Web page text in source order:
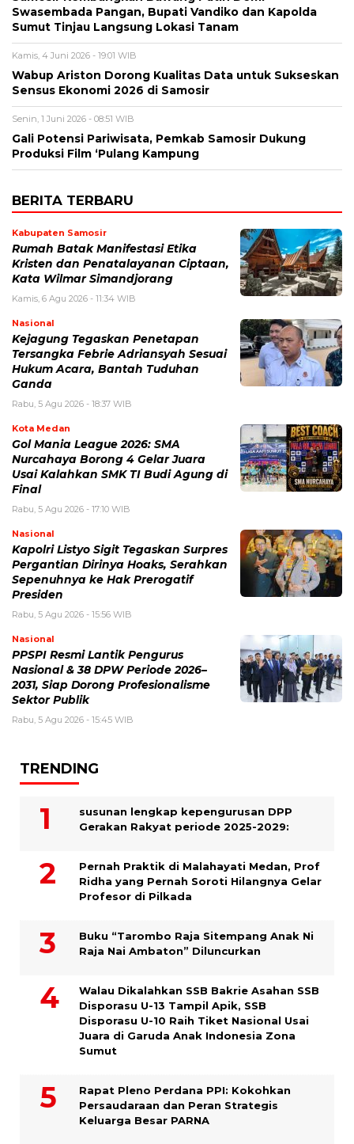
Swasembada Pangan, Bupati Vandiko dan Kapolda
Sumut Tinjau Langsung Lokasi Tanam
Kamis, 4 Juni 2026 - 19:01 WIB
​Wabup Ariston Dorong Kualitas Data untuk Sukseskan
Sensus Ekonomi 2026 di Samosir
Senin, 1 Juni 2026 - 08:51 WIB
Gali Potensi Pariwisata, Pemkab Samosir Dukung
Produksi Film ‘Pulang Kampung
BERITA TERBARU
Kabupaten Samosir
Rumah Batak Manifestasi Etika
Kristen dan Penatalayanan Ciptaan,
Kata Wilmar Simandjorang
Kamis, 6 Agu 2026 - 11:34 WIB
Nasional
Kejagung Tegaskan Penetapan
Tersangka Febrie Adriansyah Sesuai
Hukum Acara, Bantah Tuduhan
Ganda
Rabu, 5 Agu 2026 - 18:37 WIB
Kota Medan
Gol Mania League 2026: SMA
Nurcahaya Borong 4 Gelar Juara
Usai Kalahkan SMK TI Budi Agung di
Final
Rabu, 5 Agu 2026 - 17:10 WIB
Nasional
Kapolri Listyo Sigit Tegaskan Surpres
Pergantian Dirinya Hoaks, Serahkan
Sepenuhnya ke Hak Prerogatif
Presiden
Rabu, 5 Agu 2026 - 15:56 WIB
Nasional
PPSPI Resmi Lantik Pengurus
Nasional & 38 DPW Periode 2026–
2031, Siap Dorong Profesionalisme
Sektor Publik
Rabu, 5 Agu 2026 - 15:45 WIB
TRENDING
susunan lengkap kepengurusan DPP
Gerakan Rakyat periode 2025-2029:
Pernah Praktik di Malahayati Medan, Prof
Ridha yang Pernah Soroti Hilangnya Gelar
Profesor di Pilkada
Buku “Tarombo Raja Sitempang Anak Ni
Raja Nai Ambaton” Diluncurkan
Walau Dikalahkan SSB Bakrie Asahan SSB
Disporasu U-13 Tampil Apik, SSB
Disporasu U-10 Raih Tiket Nasional Usai
Juara di Garuda Anak Indonesia Zona
Sumut
Rapat Pleno Perdana PPI: Kokohkan
Persaudaraan dan Peran Strategis
Keluarga Besar PARNA